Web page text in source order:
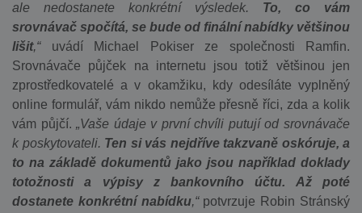
ale nedostanete konkrétní výsledek. To, co vám
srovnávač spočítá, se bude od finální nabídky většinou
lišit,“uvádí Michael Pokiser ze společnosti Ramfin.
Srovnávače půjček na internetu jsou totiž většinou jen
zprostředkovatelé a v okamžiku, kdy odesíláte vyplněný
online formulář, vám nikdo nemůže přesně říci, zda a kolik
vám půjčí.„Vaše údaje v první chvíli putují od srovnávače
k poskytovateli. Ten si vás nejdříve takzvaně oskóruje, a
to na základě dokumentů jako jsou například doklady
totožnosti a výpisy z bankovního účtu. Až poté
dostanete konkrétní nabídku,“potvrzuje Robin Stránský